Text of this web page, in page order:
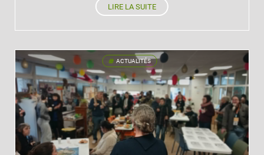
LIRE LA SUITE
ACTUALITÉS '